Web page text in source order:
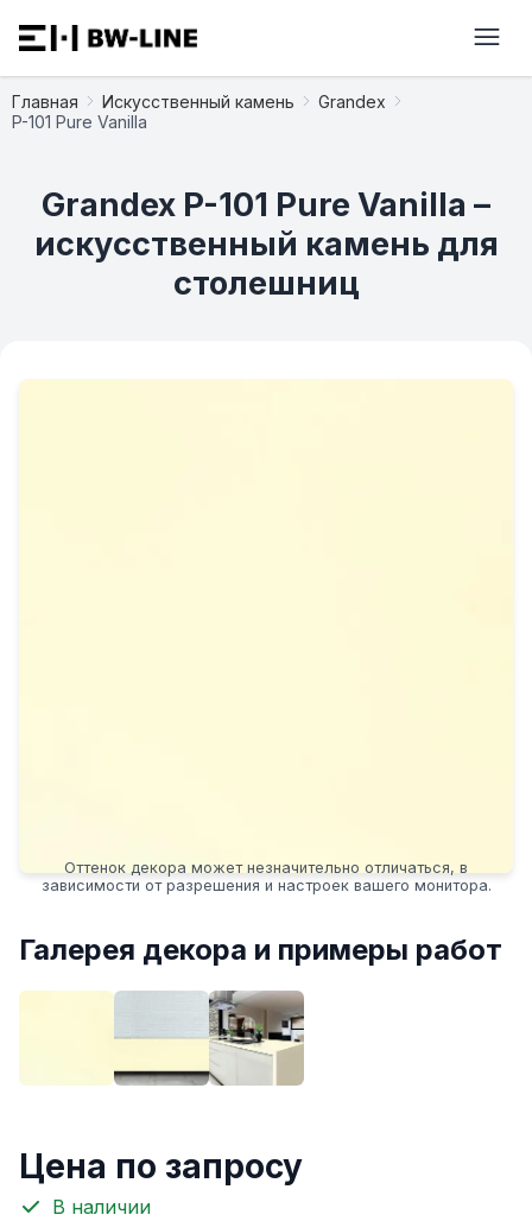
Главная Искусственный камень
Grandex
P-101 Pure Vanilla
Grandex P-101 Pure Vanilla –
искусственный камень для
столешниц
Оттенок декора может незначительно отличаться, в
зависимости от разрешения и настроек вашего монитора.
Галерея декора и примеры работ
Цена по запросу
В наличии